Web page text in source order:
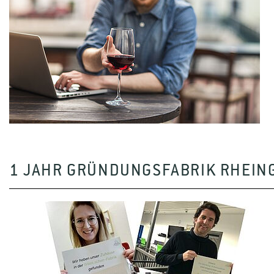
1 JAHR GRÜNDUNGSFABRIK